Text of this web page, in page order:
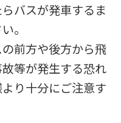
バスが発車するま
。
前方や後方から飛
等が発生する恐れ
り十分にご注意す